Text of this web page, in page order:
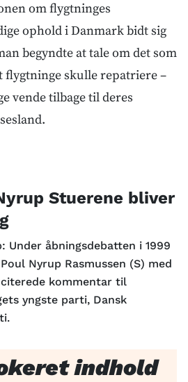
om flygtninges
ophold i Danmark bidt sig
begyndte at tale om det som
flygtninge skulle repatriere –
vende tilbage til deres
Stuerene bliver
Under åbningsdebatten i 1999
Nyrup Rasmussen (S) med
kommentar til
yngste parti, Dansk
indhold